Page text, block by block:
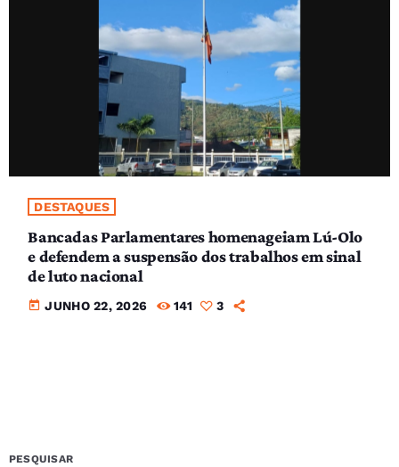
DESTAQUES
Bancadas Parlamentares homenageiam Lú-Olo
e defendem a suspensão dos trabalhos em sinal
de luto nacional
today JUNHO 22, 2026 141 3
PESQUISAR